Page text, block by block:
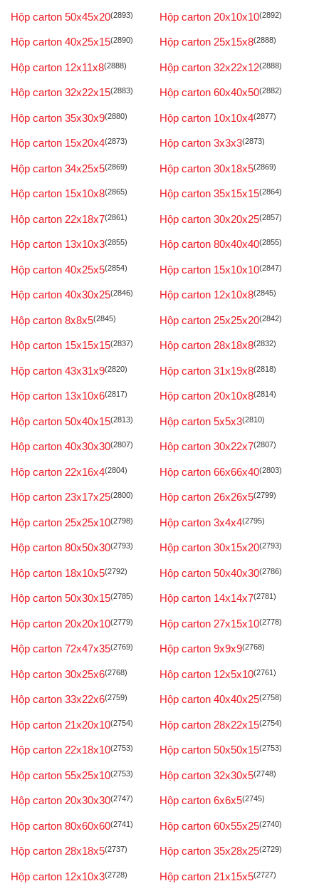
Hộp carton 50x45x20(2893) Hộp carton 20x10x10(2892)
Hộp carton 40x25x15(2890) Hộp carton 25x15x8(2888)
Hộp carton 12x11x8(2888) Hộp carton 32x22x12(2888)
Hộp carton 32x22x15(2883) Hộp carton 60x40x50(2882)
Hộp carton 35x30x9(2880) Hộp carton 10x10x4(2877)
Hộp carton 15x20x4(2873) Hộp carton 3x3x3(2873)
Hộp carton 34x25x5(2869) Hộp carton 30x18x5(2869)
Hộp carton 15x10x8(2865) Hộp carton 35x15x15(2864)
Hộp carton 22x18x7(2861) Hộp carton 30x20x25(2857)
Hộp carton 13x10x3(2855) Hộp carton 80x40x40(2855)
Hộp carton 40x25x5(2854) Hộp carton 15x10x10(2847)
Hộp carton 40x30x25(2846) Hộp carton 12x10x8(2845)
Hộp carton 8x8x5(2845) Hộp carton 25x25x20(2842)
Hộp carton 15x15x15(2837) Hộp carton 28x18x8(2832)
Hộp carton 43x31x9(2820) Hộp carton 31x19x8(2818)
Hộp carton 13x10x6(2817) Hộp carton 20x10x8(2814)
Hộp carton 50x40x15(2813) Hộp carton 5x5x3(2810)
Hộp carton 40x30x30(2807) Hộp carton 30x22x7(2807)
Hộp carton 22x16x4(2804) Hộp carton 66x66x40(2803)
Hộp carton 23x17x25(2800) Hộp carton 26x26x5(2799)
Hộp carton 25x25x10(2798) Hộp carton 3x4x4(2795)
Hộp carton 80x50x30(2793) Hộp carton 30x15x20(2793)
Hộp carton 18x10x5(2792) Hộp carton 50x40x30(2786)
Hộp carton 50x30x15(2785) Hộp carton 14x14x7(2781)
Hộp carton 20x20x10(2779) Hộp carton 27x15x10(2778)
Hộp carton 72x47x35(2769) Hộp carton 9x9x9(2768)
Hộp carton 30x25x6(2768) Hộp carton 12x5x10(2761)
Hộp carton 33x22x6(2759) Hộp carton 40x40x25(2758)
Hộp carton 21x20x10(2754) Hộp carton 28x22x15(2754)
Hộp carton 22x18x10(2753) Hộp carton 50x50x15(2753)
Hộp carton 55x25x10(2753) Hộp carton 32x30x5(2748)
Hộp carton 20x30x30(2747) Hộp carton 6x6x5(2745)
Hộp carton 80x60x60(2741) Hộp carton 60x55x25(2740)
Hộp carton 28x18x5(2737) Hộp carton 35x28x25(2729)
Hộp carton 12x10x3(2728) Hộp carton 21x15x5(2727)